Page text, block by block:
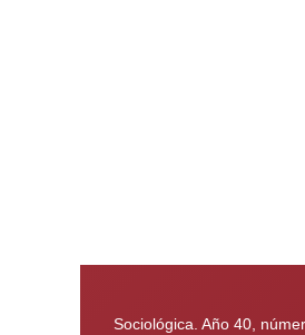
Sociológica. Año 40,